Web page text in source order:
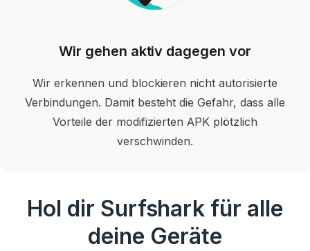
Wir gehen aktiv dagegen vor
Wir erkennen und blockieren nicht autorisierte
Verbindungen. Damit besteht die Gefahr, dass alle
Vorteile der modifizierten APK plötzlich
verschwinden.
Hol dir Surfshark für alle
deine Geräte